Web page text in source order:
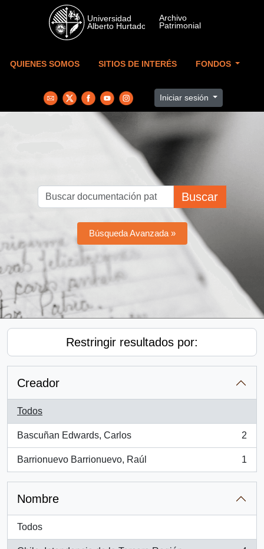
Skip to main content
QUIENES SOMOS SITIOS DE INTERÉS FONDOS
Iniciar sesión
Buscar
Búsqueda Avanzada »
Restringir resultados por:
Creador
Todos
Bascuñan Edwards, Carlos
, 2 resultados
2
Barrionuevo Barrionuevo, Raúl
, 1 resultados
1
Nombre
Todos